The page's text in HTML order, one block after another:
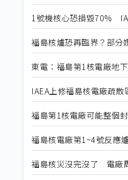
1號機核心恐損毀70%
福島核爐恐再臨界？部分
東電：福島第1核電廠地
IAEA上修福島核電廠疏
福島第1核電廠可能整個
福島核電廠第1~4號反應
福島核災沒完沒了 電廠